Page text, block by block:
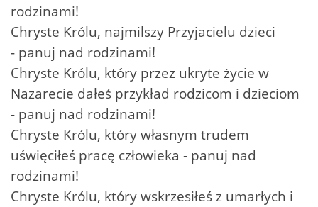
rodzinami!
Chryste Królu, najmilszy Przyjacielu dzieci
- panuj nad rodzinami!
Chryste Królu, który przez ukryte życie w
Nazarecie dałeś przykład rodzicom i dzieciom
- panuj nad rodzinami!
Chryste Królu, który własnym trudem
uświęciłeś pracę człowieka - panuj nad
rodzinami!
Chryste Królu, który wskrzesiłeś z umarłych i